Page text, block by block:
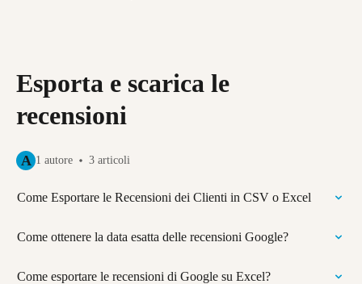
Esporta e scarica le
recensioni
A 1 autore 3 articoli
Come Esportare le Recensioni dei Clienti in CSV o Excel
Come ottenere la data esatta delle recensioni Google?
Come esportare le recensioni di Google su Excel?